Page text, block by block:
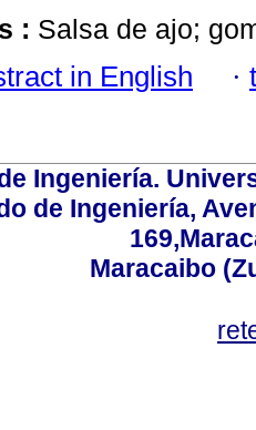
: Salsa de ajo;
in English ·
Ingeniería.
de Ingeniería,
Maracaibo